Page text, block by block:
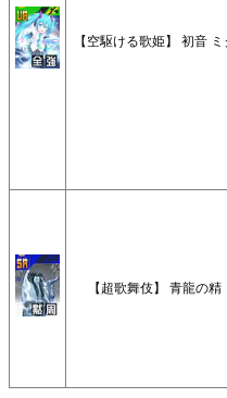
【空駆ける歌姫】 初音 ミ
【超歌舞伎】 青龍の精